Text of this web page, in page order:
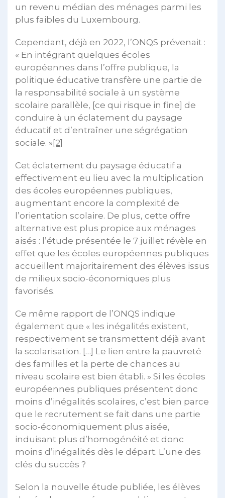
un revenu médian des ménages parmi les
plus faibles du Luxembourg.
Cependant, déjà en 2022, l’ONQS prévenait :
« En intégrant quelques écoles
européennes dans l’offre publique, la
politique éducative transfère une partie de
la responsabilité sociale à un système
scolaire parallèle, [ce qui risque in fine] de
conduire à un éclatement du paysage
éducatif et d’entraîner une ségrégation
sociale. »[2]
Cet éclatement du paysage éducatif a
effectivement eu lieu avec la multiplication
des écoles européennes publiques,
augmentant encore la complexité de
l’orientation scolaire. De plus, cette offre
alternative est plus propice aux ménages
aisés : l’étude présentée le 7 juillet révèle en
effet que les écoles européennes publiques
accueillent majoritairement des élèves issus
de milieux socio-économiques plus
favorisés.
Ce même rapport de l’ONQS indique
également que « les inégalités existent,
respectivement se transmettent déjà avant
la scolarisation. […] Le lien entre la pauvreté
des familles et la perte de chances au
niveau scolaire est bien établi. » Si les écoles
européennes publiques présentent donc
moins d’inégalités scolaires, c’est bien parce
que le recrutement se fait dans une partie
socio-économiquement plus aisée,
induisant plus d’homogénéité et donc
moins d’inégalités dès le départ. L’une des
clés du succès ?
Selon la nouvelle étude publiée, les élèves